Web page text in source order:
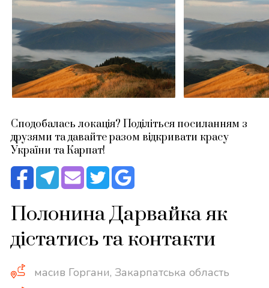
Сподобалась локація? Поділіться посиланням з
друзями та давайте разом відкривати красу
України та Карпат!
Полонина Дарвайка як
дістатись та контакти
масив Горгани, Закарпатська область